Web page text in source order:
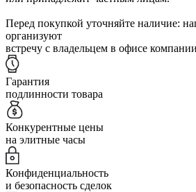
Перед покупкой уточняйте наличие:
организуют
встречу с владельцем в офисе
Гарантия
подлинности товара
Конкурентные цены
на элитные часы
Конфиденциальность
и безопасность сделок